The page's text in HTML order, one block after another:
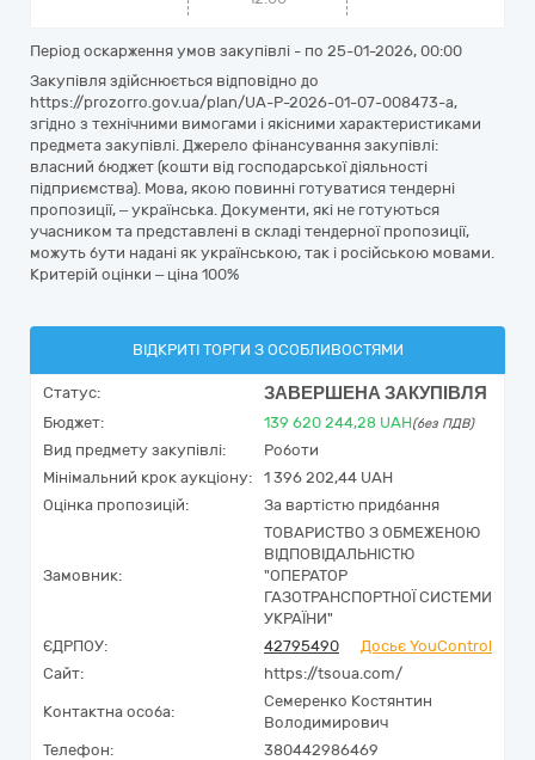
Період оскарження умов закупівлі - по 25-01-2026, 00:00
Закупівля здійснюється відповідно до
https://prozorro.gov.ua/plan/UA-P-2026-01-07-008473-a,
згідно з технічними вимогами і якісними характеристиками
предмета закупівлі. Джерело фінансування закупівлі:
власний бюджет (кошти від господарської діяльності
підприємства). Мова, якою повинні готуватися тендерні
пропозиції, – українська. Документи, які не готуються
учасником та представлені в складі тендерної пропозиції,
можуть бути надані як українською, так і російською мовами.
Критерій оцінки – ціна 100%
ВІДКРИТІ ТОРГИ З ОСОБЛИВОСТЯМИ
Статус: ЗАВЕРШЕНА ЗАКУПІВЛЯ
Бюджет: 139 620 244,28 UAH(без ПДВ)
Вид предмету закупівлі:
Роботи
Мінімальний крок аукціону:
1 396 202,44 UAH
Оцінка пропозицій:
За вартістю придбання
Замовник:
ТОВАРИСТВО З ОБМЕЖЕНОЮ
ВІДПОВІДАЛЬНІСТЮ
"ОПЕРАТОР
ГАЗОТРАНСПОРТНОЇ СИСТЕМИ
УКРАЇНИ"
ЄДРПОУ:
42795490
Досьє YouControl
Сайт:
https://tsoua.com/
Контактна особа:
Семеренко Костянтин
Володимирович
Телефон:
380442986469